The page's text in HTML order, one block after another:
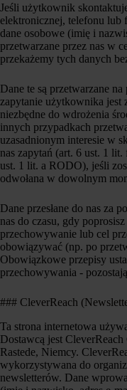
Jeśli użytkownik
elektronicznej, telefonu lub
dane osobowe (imię i
przetwarzane przez nas w
przekażemy tych danych
Dane te są przetwarzane
zapytanie użytkownika jest
niezbędne do wdrożenia
innych przypadkach
uzasadnionym interesie w
nas zapytań (art. 6 ust. 1
ust. 1 lit. a RODO), jeśli
odwołana w dowolnym
Dane przesłane do nas za
nas do czasu, gdy
przechowywanie lub cel
obowiązywać (np. po
Obowiązkowe przepisy
przechowywania -
### CleverReach
Ta strona internetowa
Dostawcą jest
Rastede, Niemcy.
wykorzystywana do
newsletterów. Dane